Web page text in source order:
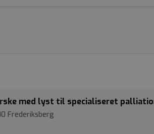
med lyst til specialiseret
Frederiksberg